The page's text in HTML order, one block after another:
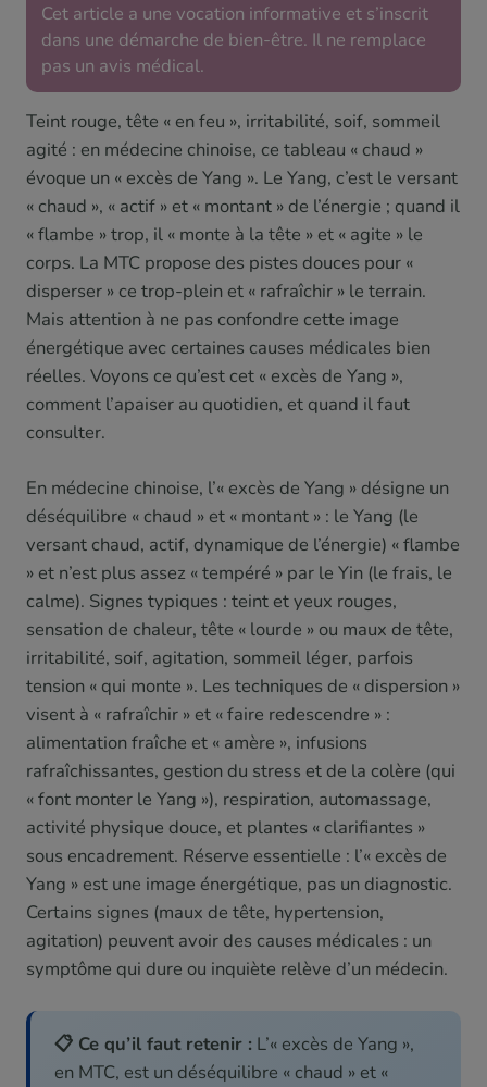
Cet article a une vocation informative et s’inscrit
dans une démarche de bien-être. Il ne remplace
pas un avis médical.
Teint rouge, tête « en feu », irritabilité, soif, sommeil
agité : en médecine chinoise, ce tableau « chaud »
évoque un « excès de Yang ». Le Yang, c’est le versant
« chaud », « actif » et « montant » de l’énergie ; quand il
« flambe » trop, il « monte à la tête » et « agite » le
corps. La MTC propose des pistes douces pour «
disperser » ce trop-plein et « rafraîchir » le terrain.
Mais attention à ne pas confondre cette image
énergétique avec certaines causes médicales bien
réelles. Voyons ce qu’est cet « excès de Yang »,
comment l’apaiser au quotidien, et quand il faut
consulter.
En médecine chinoise, l’« excès de Yang » désigne un
déséquilibre « chaud » et « montant » : le Yang (le
versant chaud, actif, dynamique de l’énergie) « flambe
» et n’est plus assez « tempéré » par le Yin (le frais, le
calme). Signes typiques : teint et yeux rouges,
sensation de chaleur, tête « lourde » ou maux de tête,
irritabilité, soif, agitation, sommeil léger, parfois
tension « qui monte ». Les techniques de « dispersion »
visent à « rafraîchir » et « faire redescendre » :
alimentation fraîche et « amère », infusions
rafraîchissantes, gestion du stress et de la colère (qui
« font monter le Yang »), respiration, automassage,
activité physique douce, et plantes « clarifiantes »
sous encadrement. Réserve essentielle : l’« excès de
Yang » est une image énergétique, pas un diagnostic.
Certains signes (maux de tête, hypertension,
agitation) peuvent avoir des causes médicales : un
symptôme qui dure ou inquiète relève d’un médecin.
📋 Ce qu’il faut retenir : L’« excès de Yang »,
en MTC, est un déséquilibre « chaud » et «